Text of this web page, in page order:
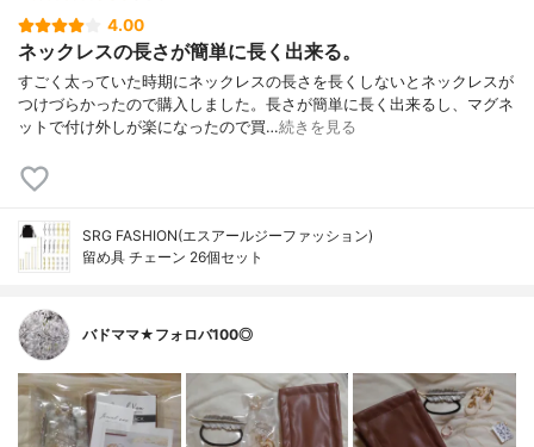
4.00
ネックレスの長さが簡単に長く出来る。
すごく太っていた時期にネックレスの長さを長くしないとネックレスが
つけづらかったので購入しました。長さが簡単に長く出来るし、マグネ
ットで付け外しが楽になったので買…続きを見る
SRG FASHION(エスアールジーファッション)
留め具 チェーン 26個セット
バドママ★フォロバ100◎